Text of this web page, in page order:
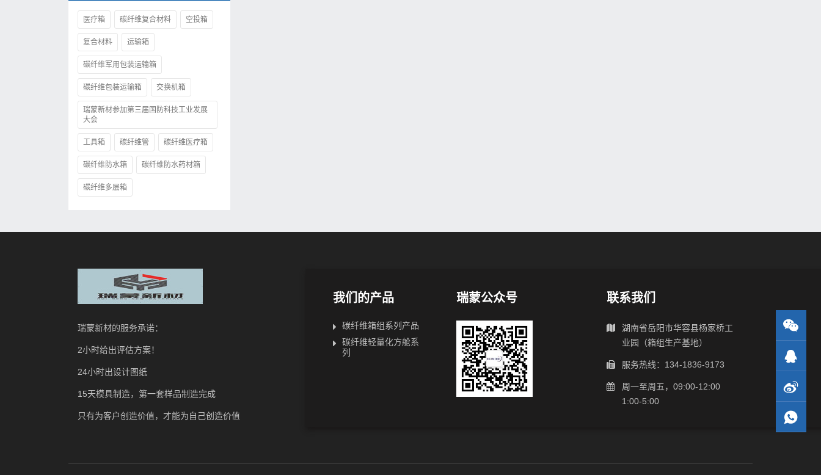
医疗箱 碳纤维复合材料 空投箱
复合材料 运输箱
碳纤维军用包装运输箱
碳纤维包装运输箱 交换机箱
瑞蒙新材参加第三届国防科技工业发展
大会
工具箱 碳纤维管 碳纤维医疗箱
碳纤维防水箱 碳纤维防水药材箱
碳纤维多层箱
瑞蒙新材的服务承诺：
2小时给出评估方案！
24小时出设计图纸
15天模具制造，第一套样品制造完成
只有为客户创造价值，才能为自己创造价值
我们的产品
碳纤维箱组系列产品
碳纤维轻量化方舱系
列
瑞蒙公众号 联系我们
湖南省岳阳市华容县杨家桥工
业园（箱组生产基地）
服务热线：134-1836-9173
周一至周五，09:00-12:00
1:00-5:00